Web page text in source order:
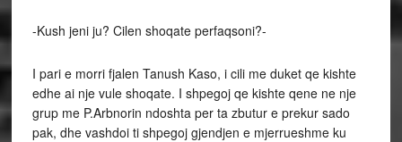
-Kush jeni ju? Cilen shoqate perfaqsoni?-
I pari e morri fjalen Tanush Kaso, i cili me duket qe kishte
edhe ai nje vule shoqate. I shpegoj qe kishte qene ne nje
grup me P.Arbnorin ndoshta per ta zbutur e prekur sado
pak, dhe vashdoi ti shpegoj gjendjen e mjerrueshme ku